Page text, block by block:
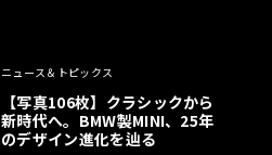
ニュース＆トピックス
【写真106枚】クラシックから
新時代へ。BMW製MINI、25年
のデザイン進化を辿る